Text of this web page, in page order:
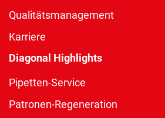
Qualitätsmanagement
Karriere
Diagonal Highlights
Pipetten-Service
Patronen-Regeneration